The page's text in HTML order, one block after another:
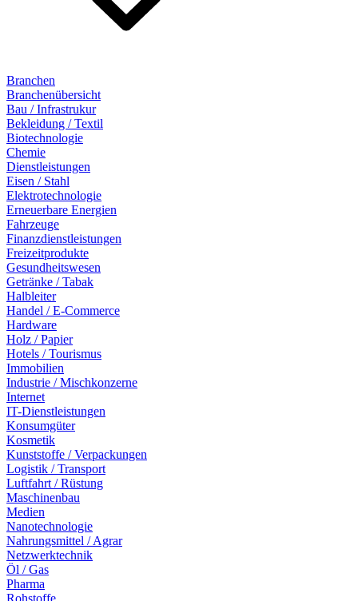
Branchen
Branchenübersicht
Bau / Infrastrukur
Bekleidung / Textil
Biotechnologie
Chemie
Dienstleistungen
Eisen / Stahl
Elektrotechnologie
Erneuerbare Energien
Fahrzeuge
Finanzdienstleistungen
Freizeitprodukte
Gesundheitswesen
Getränke / Tabak
Halbleiter
Handel / E-Commerce
Hardware
Holz / Papier
Hotels / Tourismus
Immobilien
Industrie / Mischkonzerne
Internet
IT-Dienstleistungen
Konsumgüter
Kosmetik
Kunststoffe / Verpackungen
Logistik / Transport
Luftfahrt / Rüstung
Maschinenbau
Medien
Nanotechnologie
Nahrungsmittel / Agrar
Netzwerktechnik
Öl / Gas
Pharma
Rohstoffe